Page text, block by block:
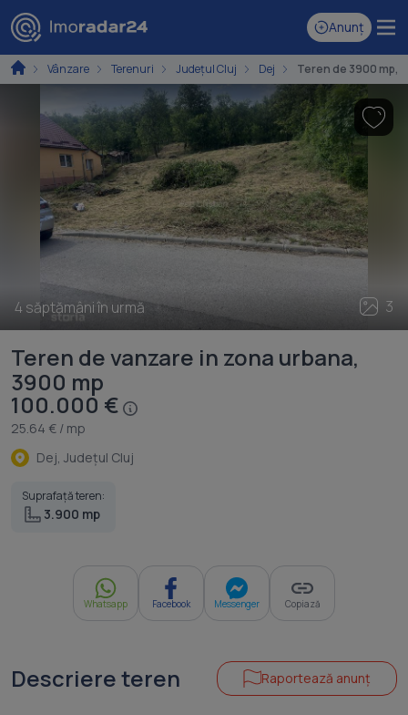
Anunț
Vânzare Terenuri Județul Cluj Dej Teren de 3900 mp,
4 săptămâni în urmă 3
Teren de vanzare in zona urbana,
3900 mp
100.000 €
25.64 € / mp
Dej, Judeţul Cluj
Suprafață teren:
3.900 mp
Whatsapp Facebook Messenger Copiază
Descriere teren Raportează anunț